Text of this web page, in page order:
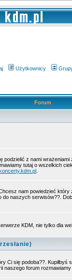
Użytkownicy
Forum
podzielić z nami
tutaj o wszelkich
nam powiedzieć
naszych serwisów??.
KDM, nie tylko dla
Ci się podoba??. Kupiłbyś
naszego forum